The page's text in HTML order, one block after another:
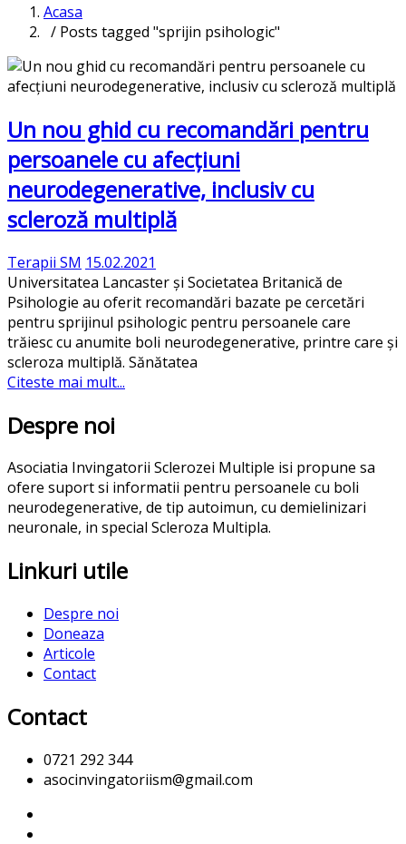
Acasa
/ Posts tagged "sprijin psihologic"
Un nou ghid cu recomandări pentru
persoanele cu afecțiuni
neurodegenerative, inclusiv cu
scleroză multiplă
Terapii SM 15.02.2021
Universitatea Lancaster și Societatea Britanică de
Psihologie au oferit recomandări bazate pe cercetări
pentru sprijinul psihologic pentru persoanele care
trăiesc cu anumite boli neurodegenerative, printre care și
scleroza multiplă. Sănătatea
Citeste mai mult...
Despre noi
Asociatia Invingatorii Sclerozei Multiple isi propune sa
ofere suport si informatii pentru persoanele cu boli
neurodegenerative, de tip autoimun, cu demielinizari
neuronale, in special Scleroza Multipla.
Linkuri utile
Despre noi
Doneaza
Articole
Contact
Contact
0721 292 344
asocinvingatoriism@gmail.com